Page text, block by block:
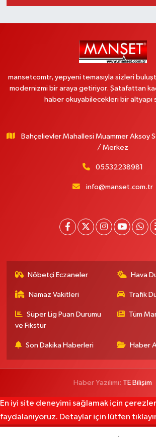
mansetcomtr, yepyeni temasıyla sizleri
modernizmi bir araya getiriyor. Şatafattan
haber okuyabilecekleri bir altyapı
Bahçelievler.Mahallesi Muammer Aksoy
/ Merkez
05532238981
info@manset.com.tr
Nöbetçi Eczaneler Hava
Namaz Vakitleri Trafik
Süper Lig Puan Durumu
ve Fikstür
Tüm
Son Dakika Haberleri Haber
Haber Yazılımı: TE Bilişim
En iyi site deneyimi sağlamak için
faydalanıyoruz. Detaylar için lütfen